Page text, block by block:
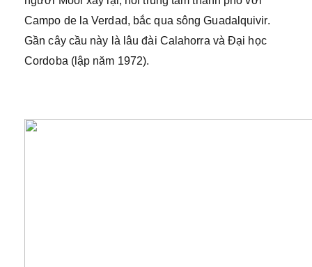
Campo de la Verdad, bắc qua sông Guadalquivir.
Gần cây cầu này là lâu đài Calahorra và Đại học
Cordoba (lập năm 1972).